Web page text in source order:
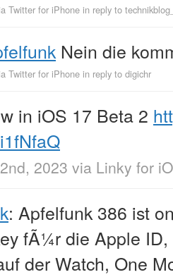
Twitter for iPhone in reply to
Nein die
Twitter for iPhone in reply to digichr
in iOS 17 Beta 2
2023 via Linky for
: Apfelfunk 386 ist
fÃ¼r die Apple
der Watch, One